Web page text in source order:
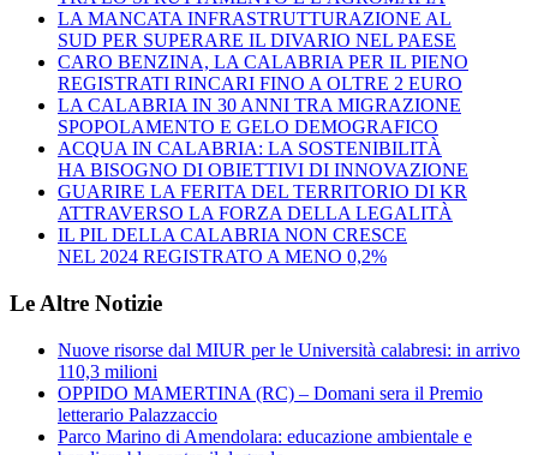
LA MANCATA INFRASTRUTTURAZIONE AL
SUD PER SUPERARE IL DIVARIO NEL PAESE
CARO BENZINA, LA CALABRIA PER IL PIENO
REGISTRATI RINCARI FINO A OLTRE 2 EURO
LA CALABRIA IN 30 ANNI TRA MIGRAZIONE
SPOPOLAMENTO E GELO DEMOGRAFICO
ACQUA IN CALABRIA: LA SOSTENIBILITÀ
HA BISOGNO DI OBIETTIVI DI INNOVAZIONE
GUARIRE LA FERITA DEL TERRITORIO DI KR
ATTRAVERSO LA FORZA DELLA LEGALITÀ
IL PIL DELLA CALABRIA NON CRESCE
NEL 2024 REGISTRATO A MENO 0,2%
Le Altre Notizie
Nuove risorse dal MIUR per le Università calabresi: in arrivo
110,3 milioni
OPPIDO MAMERTINA (RC) – Domani sera il Premio
letterario Palazzaccio
Parco Marino di Amendolara: educazione ambientale e